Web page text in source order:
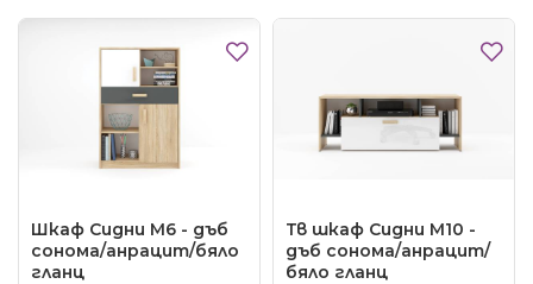
Шкаф Сидни М6 - дъб
сонома/анрацит/бяло
гланц
Тв шкаф Сидни М10 -
дъб сонома/анрацит/
бяло гланц